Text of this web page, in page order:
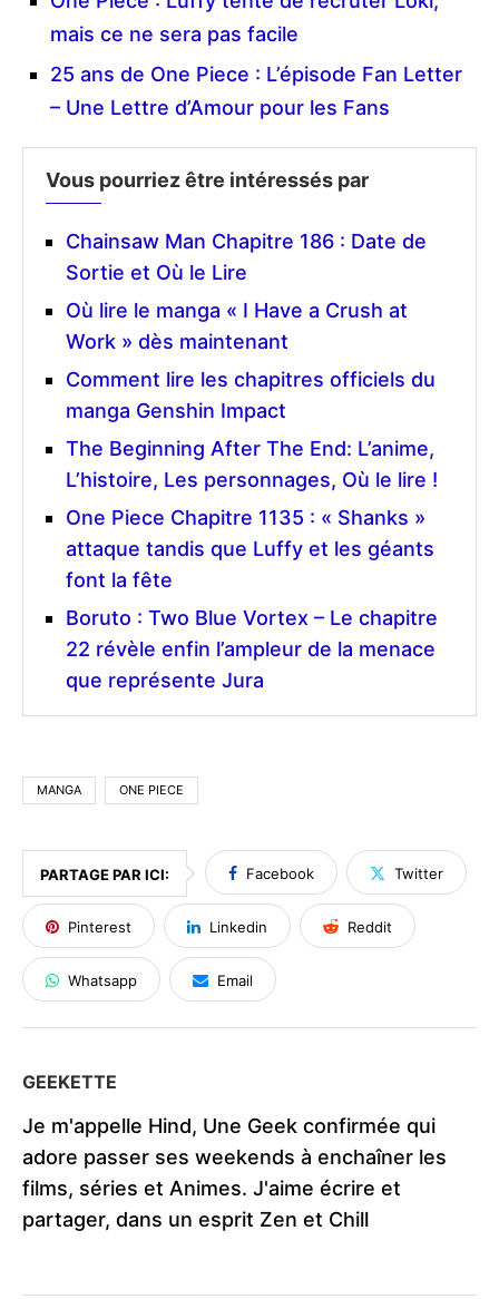
mais ce ne sera pas facile
25 ans de One Piece : L’épisode Fan Letter
– Une Lettre d’Amour pour les Fans
Vous pourriez être intéressés par
Chainsaw Man Chapitre 186 : Date de
Sortie et Où le Lire
Où lire le manga « I Have a Crush at
Work » dès maintenant
Comment lire les chapitres officiels du
manga Genshin Impact
The Beginning After The End: L’anime,
L’histoire, Les personnages, Où le lire !
One Piece Chapitre 1135 : « Shanks »
attaque tandis que Luffy et les géants
font la fête
Boruto : Two Blue Vortex – Le chapitre
22 révèle enfin l’ampleur de la menace
que représente Jura
MANGA ONE PIECE
PARTAGE PAR ICI: Facebook Twitter
Pinterest Linkedin Reddit
Whatsapp Email
GEEKETTE
Je m'appelle Hind, Une Geek confirmée qui
adore passer ses weekends à enchaîner les
films, séries et Animes. J'aime écrire et
partager, dans un esprit Zen et Chill